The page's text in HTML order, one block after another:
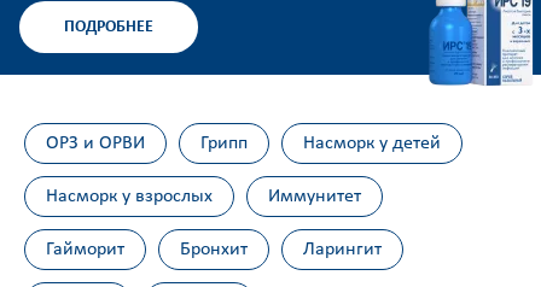
ПОДРОБНЕЕ
ОРЗ и ОРВИ Грипп Насморк у детей
Насморк у взрослых Иммунитет
Гайморит Бронхит Ларингит